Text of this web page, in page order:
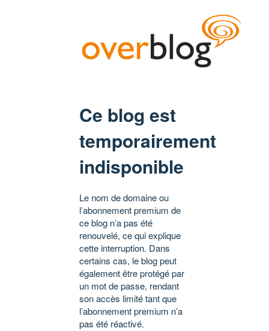
Ce blog est
temporairement
indisponible
Le nom de domaine ou
l’abonnement premium de
ce blog n’a pas été
renouvelé, ce qui explique
cette interruption. Dans
certains cas, le blog peut
également être protégé par
un mot de passe, rendant
son accès limité tant que
l’abonnement premium n’a
pas été réactivé.